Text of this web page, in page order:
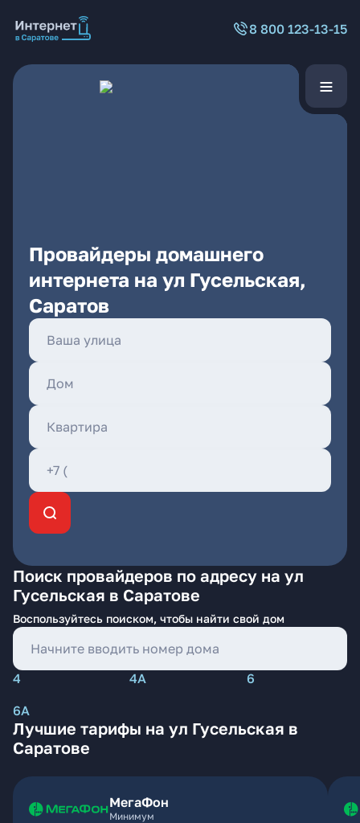
8 800 123-13-15
Провайдеры домашнего
интернета на ул Гусельская,
Саратов
Поиск провайдеров по адресу на ул
Гусельская в Саратове
Воспользуйтесь поиском, чтобы найти свой дом
4 4А
6
6А
Лучшие тарифы на ул Гусельская в
Саратове
МегаФон
Минимум